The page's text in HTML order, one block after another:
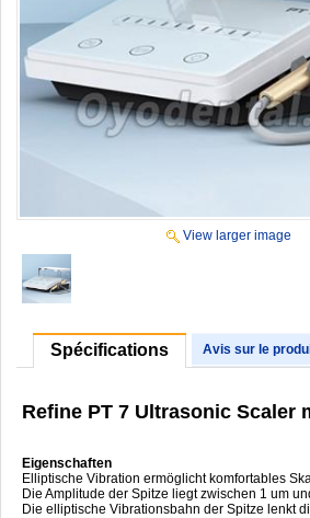
View larger image
Spécifications Avis sur le
Refine PT 7 Ultrasonic Scaler
Eigenschaften
Elliptische Vibration ermöglicht komfortables
Die Amplitude der Spitze liegt zwischen 1 um
Die elliptische Vibrationsbahn der Spitze lenkt